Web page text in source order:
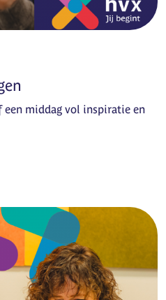
een middag vol inspiratie en